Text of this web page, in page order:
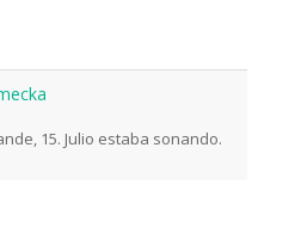
15. Julio estaba sonando.